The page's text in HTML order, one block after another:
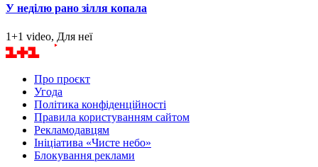
У неділю рано зілля копала
1+1 video, Для неї
Про проєкт
Угода
Політика конфіденційності
Правила користуванням сайтом
Рекламодавцям
Ініціатива «Чисте небо»
Блокування реклами